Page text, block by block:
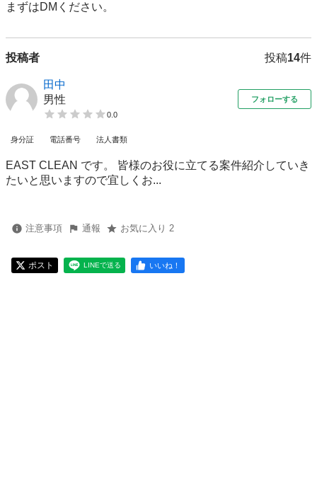
まずはDMください。
投稿者 投稿14件
田中
男性
0.0
フォローする
身分証 電話番号 法人書類
EAST CLEAN です。 皆様のお役に立てる案件紹介していき
たいと思いますので宜しくお...
注意事項 通報 お気に入り 2
ポスト LINEで送る いいね！